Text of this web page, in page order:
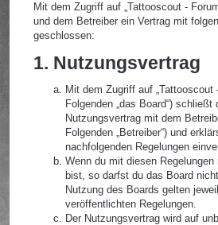
Mit dem Zugriff auf „Tattooscout -
und dem Betreiber ein Vertrag mit
geschlossen:
1. Nutzungsvertrag
Mit dem Zugriff auf „Tattooscout
Folgenden „das Board“) schließt
Nutzungsvertrag mit dem
Folgenden „Betreiber“) und
nachfolgenden Regelungen
Wenn du mit diesen
bist, so darfst du das Board
Nutzung des Boards gelten
veröffentlichten Regelungen.
Der Nutzungsvertrag wird auf